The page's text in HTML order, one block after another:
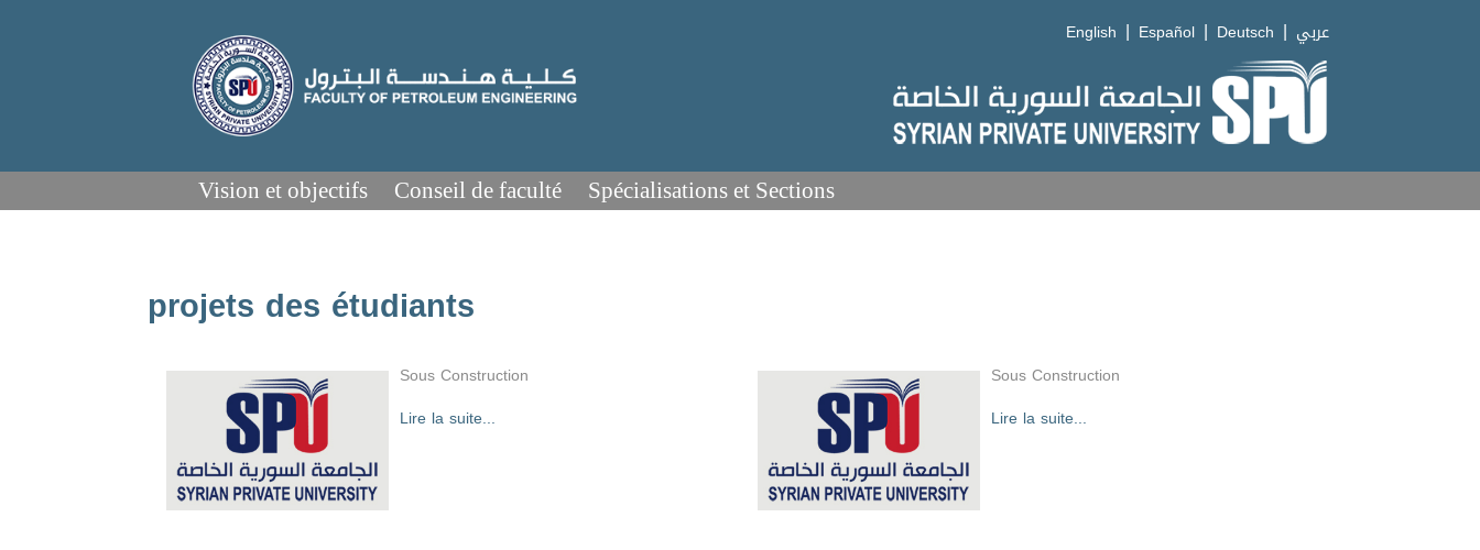
English | Español | Deutsch | عربي
Vision et objectifs Conseil de faculté Spécialisations et Sections
projets des étudiants
Sous Construction
Lire la suite...
Sous Construction
Lire la suite...